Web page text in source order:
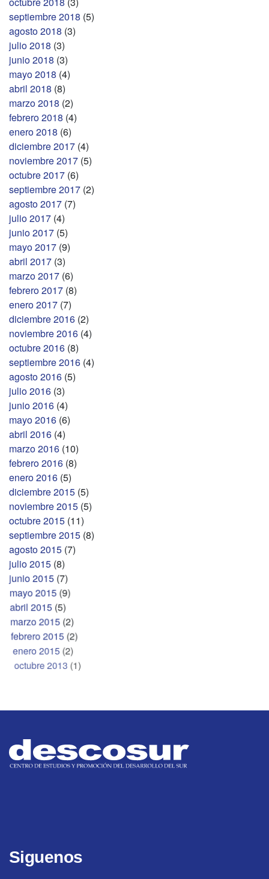
septiembre 2018 (5)
agosto 2018 (3)
julio 2018 (3)
junio 2018 (3)
mayo 2018 (4)
abril 2018 (8)
marzo 2018 (2)
febrero 2018 (4)
enero 2018 (6)
diciembre 2017 (4)
noviembre 2017 (5)
octubre 2017 (6)
septiembre 2017 (2)
agosto 2017 (7)
julio 2017 (4)
junio 2017 (5)
mayo 2017 (9)
abril 2017 (3)
marzo 2017 (6)
febrero 2017 (8)
enero 2017 (7)
diciembre 2016 (2)
noviembre 2016 (4)
octubre 2016 (8)
septiembre 2016 (4)
agosto 2016 (5)
julio 2016 (3)
junio 2016 (4)
mayo 2016 (6)
abril 2016 (4)
marzo 2016 (10)
febrero 2016 (8)
enero 2016 (5)
diciembre 2015 (5)
noviembre 2015 (5)
octubre 2015 (11)
septiembre 2015 (8)
agosto 2015 (7)
julio 2015 (8)
junio 2015 (7)
mayo 2015 (9)
abril 2015(5)
marzo 2015(2)
febrero 2015(2)
enero 2015(2)
octubre 2013(1)
Siguenos